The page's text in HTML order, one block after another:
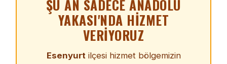
ŞU AN SADECE ANADOLU
YAKASI'NDA HIZMET
VERIYORUZ
Esenyurtilçesi hizmet bölgemizin